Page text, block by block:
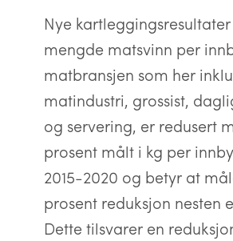
Nye
mengde matsvinn per
matbransjen som her
matindustri, grossist,
og servering, er redusert
prosent målt i kg per
2015-2020 og betyr at
prosent reduksjon nesten
Dette tilsvarer en